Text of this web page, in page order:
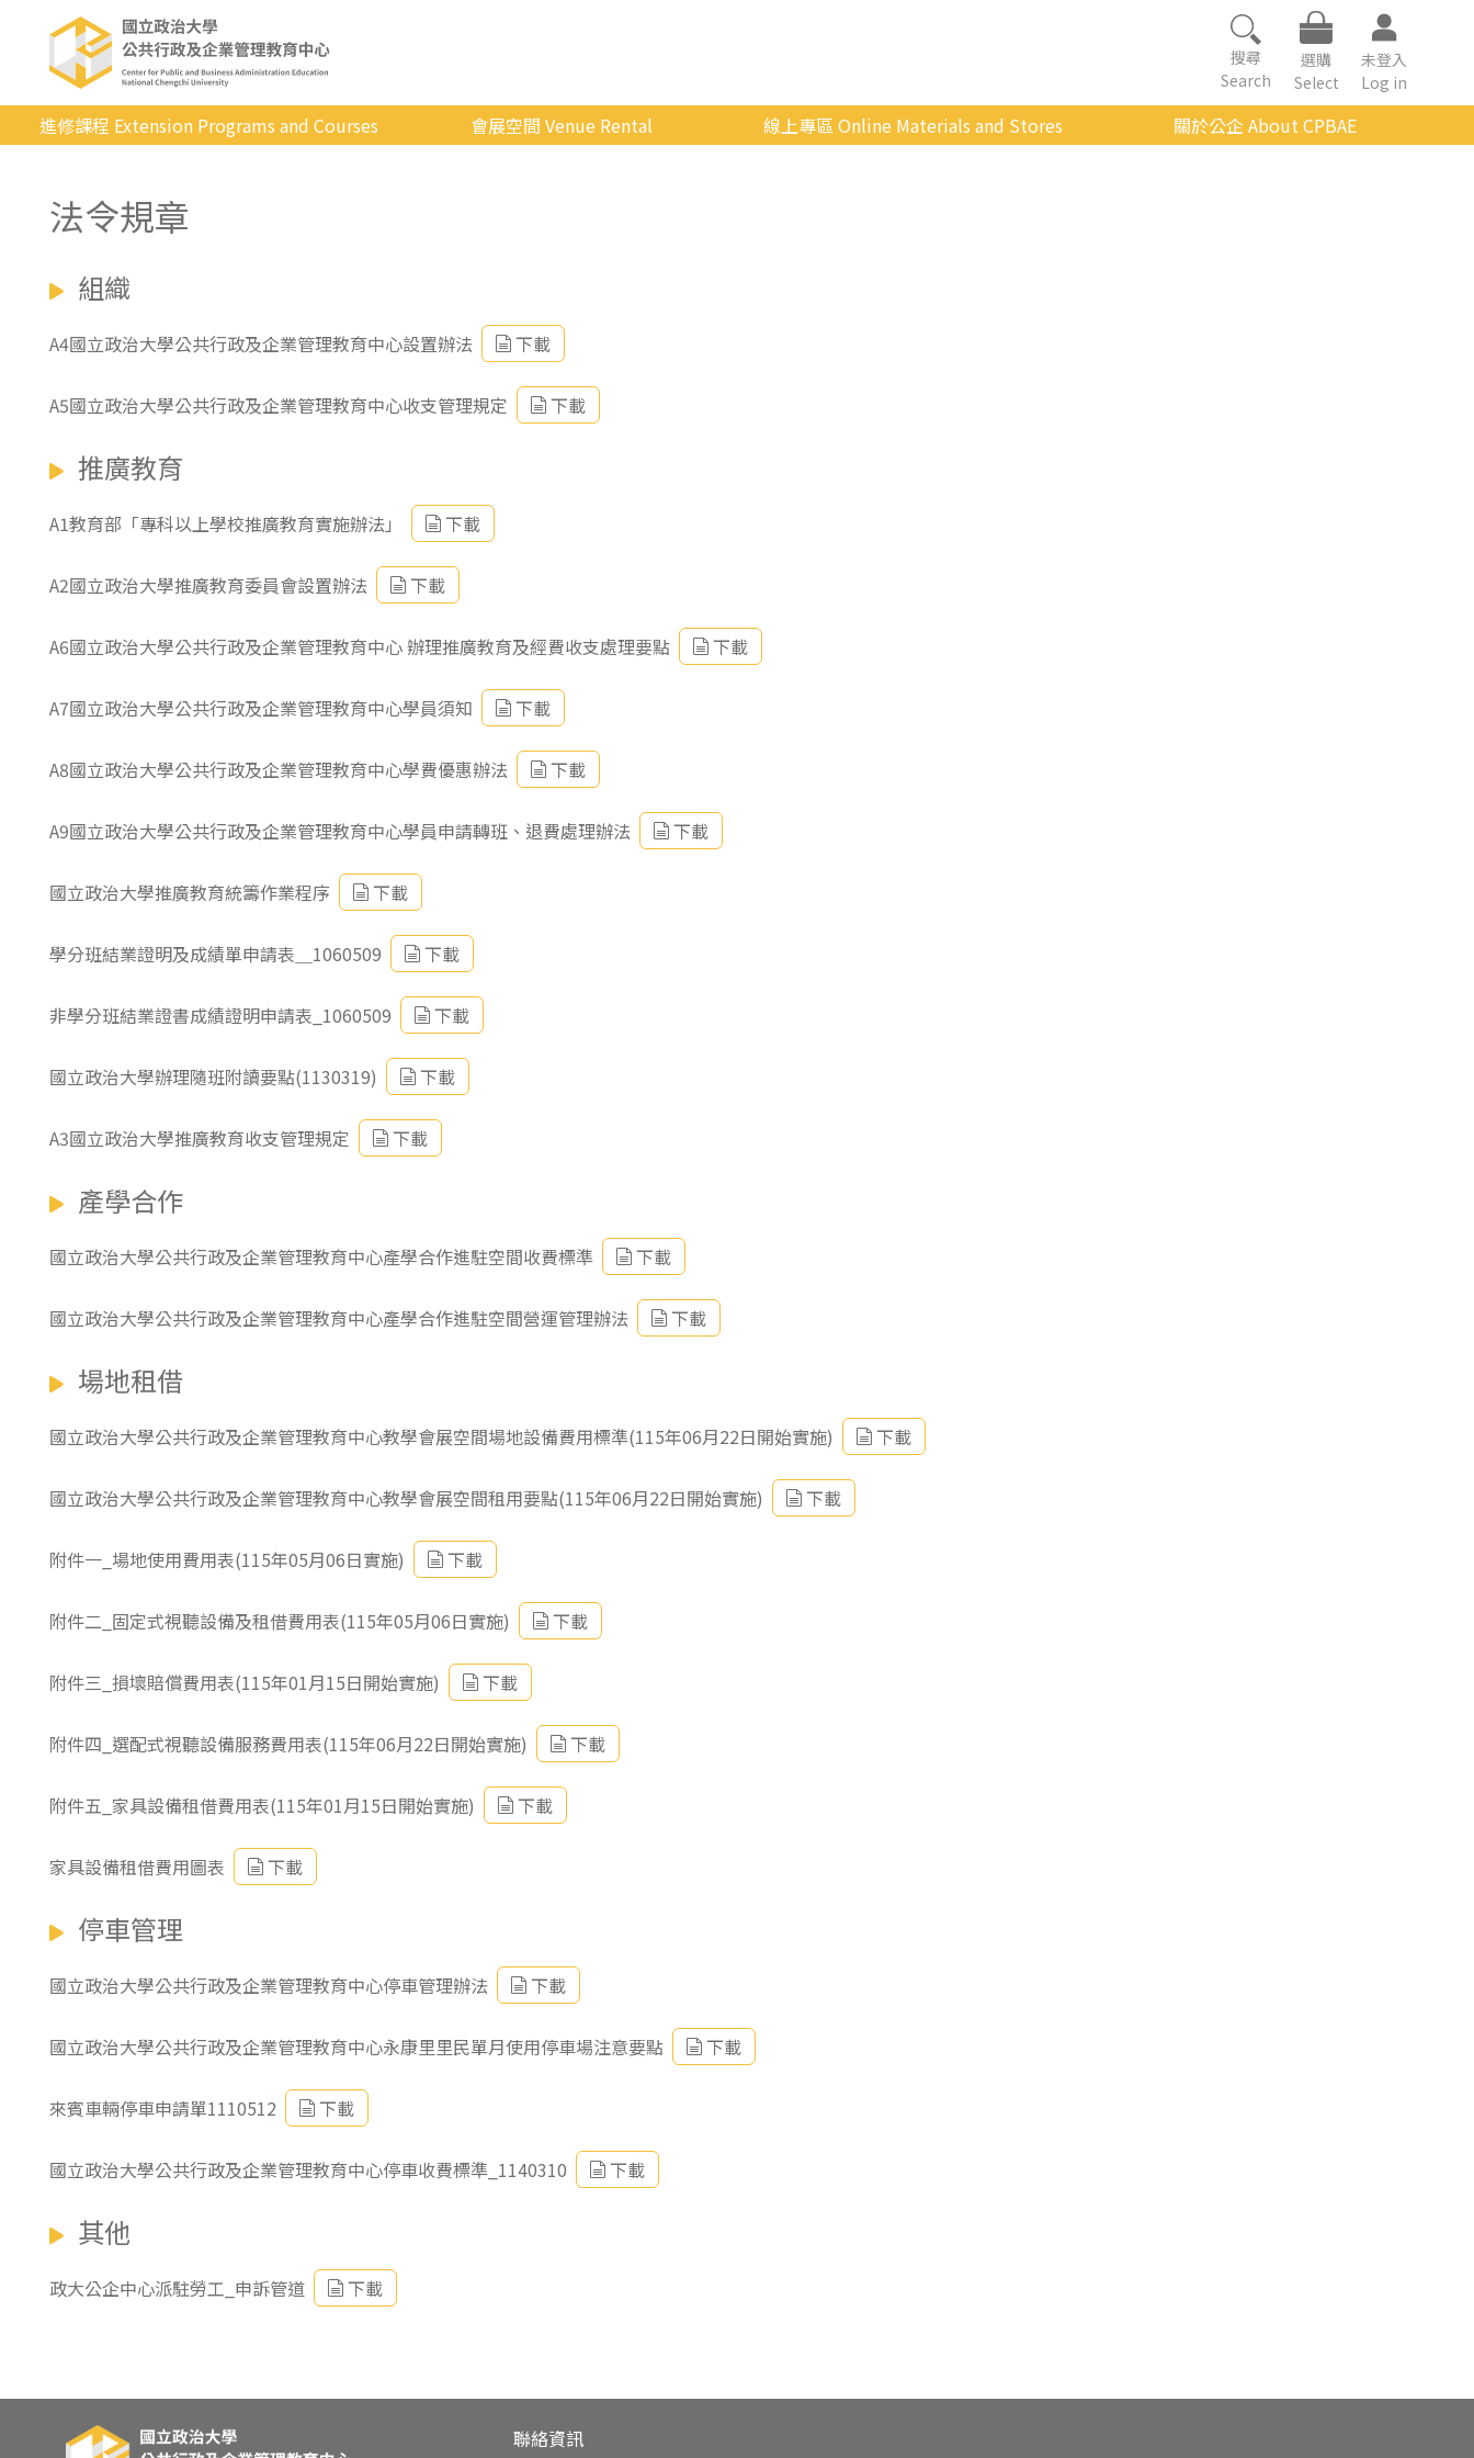
搜尋
Search
選購
Select
未登入
Log in
進修課程 Extension Programs and Courses
專業/學分
科技/生活
東南亞語
採購專業
隨班附讀
會展空間 Venue Rental
會展快訊
歷年活動
線上專區 Online Materials and Stores
關於公企 About CPBAE
法令規章
組織
A4國立政治大學公共行政及企業管理教育中心設置辦法 下載
A5國立政治大學公共行政及企業管理教育中心收支管理規定 下載
推廣教育
A1教育部「專科以上學校推廣教育實施辦法」 下載
A2國立政治大學推廣教育委員會設置辦法 下載
A6國立政治大學公共行政及企業管理教育中心 辦理推廣教育及經費收支處理要點 下載
A7國立政治大學公共行政及企業管理教育中心學員須知 下載
A8國立政治大學公共行政及企業管理教育中心學費優惠辦法 下載
A9國立政治大學公共行政及企業管理教育中心學員申請轉班、退費處理辦法 下載
國立政治大學推廣教育統籌作業程序 下載
學分班結業證明及成績單申請表＿1060509 下載
非學分班結業證書成績證明申請表_1060509 下載
國立政治大學辦理隨班附讀要點(1130319) 下載
A3國立政治大學推廣教育收支管理規定 下載
產學合作
國立政治大學公共行政及企業管理教育中心產學合作進駐空間收費標準 下載
國立政治大學公共行政及企業管理教育中心產學合作進駐空間營運管理辦法 下載
場地租借
國立政治大學公共行政及企業管理教育中心教學會展空間場地設備費用標準(115年06月22日開始實施) 下載
國立政治大學公共行政及企業管理教育中心教學會展空間租用要點(115年06月22日開始實施) 下載
附件一_場地使用費用表(115年05月06日實施) 下載
附件二_固定式視聽設備及租借費用表(115年05月06日實施) 下載
附件三_損壞賠償費用表(115年01月15日開始實施) 下載
附件四_選配式視聽設備服務費用表(115年06月22日開始實施) 下載
附件五_家具設備租借費用表(115年01月15日開始實施) 下載
家具設備租借費用圖表 下載
停車管理
國立政治大學公共行政及企業管理教育中心停車管理辦法 下載
國立政治大學公共行政及企業管理教育中心永康里里民單月使用停車場注意要點 下載
來賓車輛停車申請單1110512 下載
國立政治大學公共行政及企業管理教育中心停車收費標準_1140310 下載
其他
政大公企中心派駐勞工_申訴管道 下載
聯絡資訊